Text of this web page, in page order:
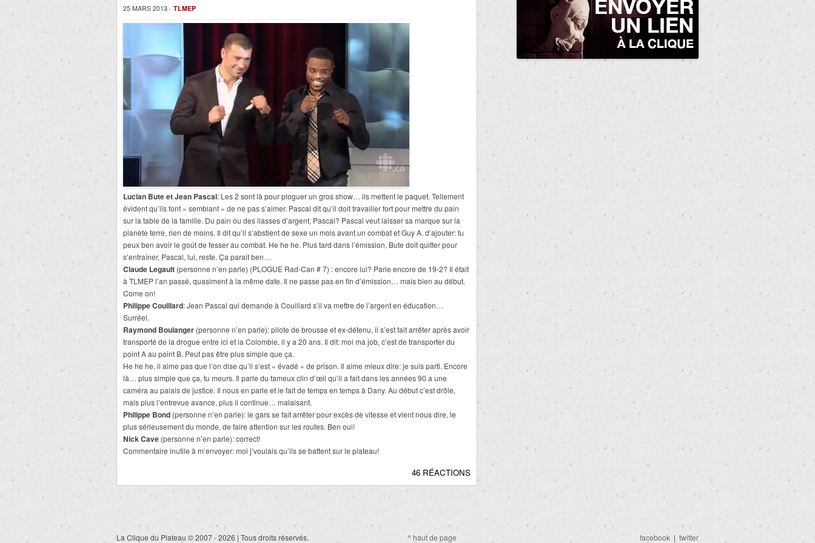
25 MARS 2013 - TLMEP
Lucian Bute et Jean Pascal: Les 2 sont là pour ploguer un gros show… ils mettent le paquet. Tellement
évident qu’ils font « semblant » de ne pas s’aimer. Pascal dit qu’il doit travailler fort pour mettre du pain
sur la table de la famille. Du pain ou des liasses d’argent, Pascal? Pascal veut laisser sa marque sur la
planète terre, rien de moins. Il dit qu’il s’abstient de sexe un mois avant un combat et Guy A. d’ajouter: tu
peux ben avoir le goût de fesser au combat. He he he. Plus tard dans l’émission, Bute doit quitter pour
s’entraîner, Pascal, lui, reste. Ça parait ben…
Claude Legault (personne n’en parle) (PLOGUE Rad-Can # 7) : encore lui? Parle encore de 19-2? Il était
à TLMEP l’an passé, quasiment à la même date. Il ne passe pas en fin d’émission… mais bien au début.
Come on!
Philippe Couillard: Jean Pascal qui demande à Couillard s’il va mettre de l’argent en éducation…
Surréel.
Raymond Boulanger (personne n’en parle): pilote de brousse et ex-détenu, il s’est fait arrêter après avoir
transporté de la drogue entre ici et la Colombie, il y a 20 ans. Il dit: moi ma job, c’est de transporter du
point A au point B. Peut pas être plus simple que ça.
He he he, il aime pas que l’on dise qu’il s’est « évadé » de prison. Il aime mieux dire: je suis parti. Encore
là… plus simple que ça, tu meurs. Il parle du fameux clin d’œil qu’il a fait dans les années 90 a une
caméra au palais de justice. Il nous en parle et le fait de temps en temps à Dany. Au début c’est drôle,
mais plus l’entrevue avance, plus il continue… malaisant.
Philippe Bond (personne n’en parle): le gars se fait arrêter pour excès de vitesse et vient nous dire, le
plus sérieusement du monde, de faire attention sur les routes. Ben oui!
Nick Cave (personne n’en parle): correct!
Commentaire inutile à m’envoyer: moi j’voulais qu’ils se battent sur le plateau!
46 RÉACTIONS
La Clique du Plateau © 2007 - 2026 | Tous droits réservés. ^ haut de page facebook | twitter